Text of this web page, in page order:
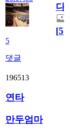
5
댓글
다.
[5]
196513
연타
만두엄마